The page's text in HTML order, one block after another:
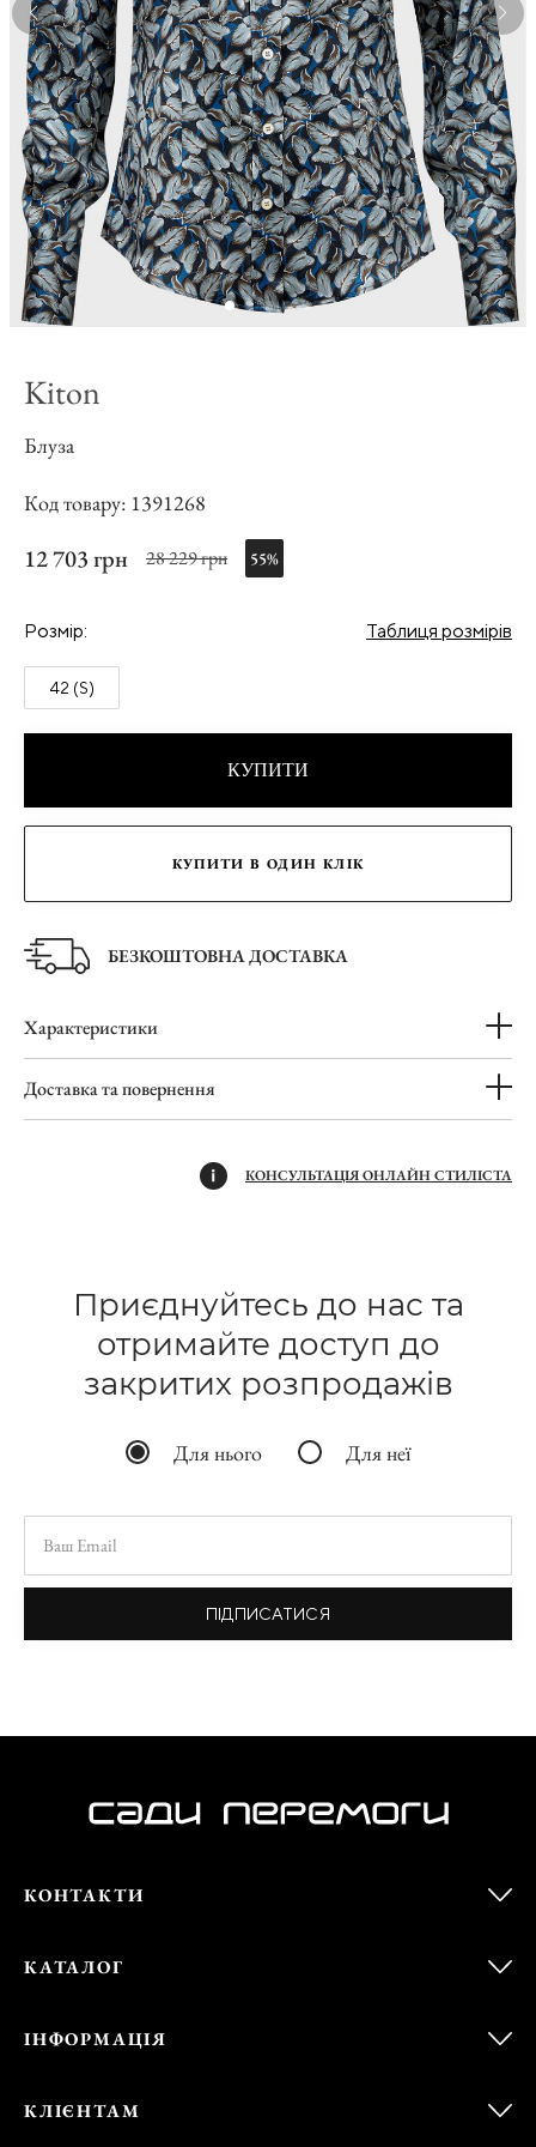
Kiton
Блуза
Код товару: 1391268
12 703 грн 28 229 грн 55%
Розмір: Таблиця розмірів
42 (S)
КУПИТИ
КУПИТИ В ОДИН КЛІК
БЕЗКОШТОВНА ДОСТАВКА
Характеристики
Доставка та повернення
КОНСУЛЬТАЦІЯ ОНЛАЙН СТИЛІСТА
Приєднуйтесь до нас та
отримайте доступ до
закритих розпродажів
Для нього Для неї
ПІДПИСАТИСЯ
КОНТАКТИ
КАТАЛОГ
ІНФОРМАЦІЯ
КЛІЄНТАМ